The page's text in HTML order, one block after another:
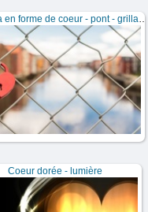
Cadena en forme de coeur - pont - grillage
Coeur dorée - lumière